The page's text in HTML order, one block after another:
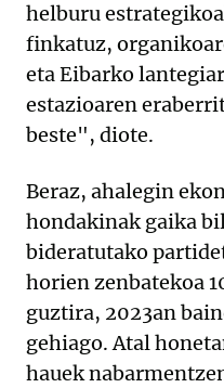
helburu
finkatuz,
eta Eibarko
estazioaren
beste", diote.
Beraz, ahalegin
hondakinak gaika
bideratutako
horien zenbatekoa
guztira, 2023an
gehiago. Atal
hauek